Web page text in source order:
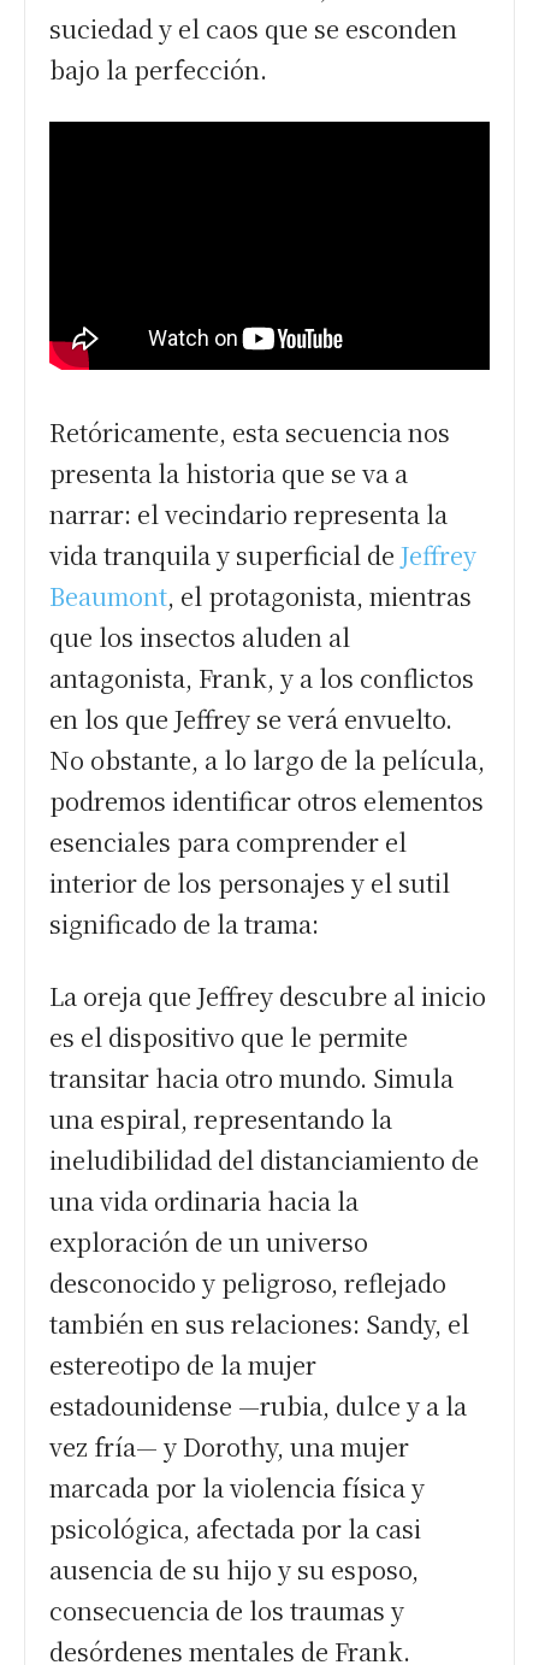
suciedad y el caos que se esconden
bajo la perfección.
Retóricamente, esta secuencia nos
presenta la historia que se va a
narrar: el vecindario representa la
vida tranquila y superficial de Jeffrey
Beaumont, el protagonista, mientras
que los insectos aluden al
antagonista, Frank, y a los conflictos
en los que Jeffrey se verá envuelto.
No obstante, a lo largo de la película,
podremos identificar otros elementos
esenciales para comprender el
interior de los personajes y el sutil
significado de la trama:
La oreja que Jeffrey descubre al inicio
es el dispositivo que le permite
transitar hacia otro mundo. Simula
una espiral, representando la
ineludibilidad del distanciamiento de
una vida ordinaria hacia la
exploración de un universo
desconocido y peligroso, reflejado
también en sus relaciones: Sandy, el
estereotipo de la mujer
estadounidense —rubia, dulce y a la
vez fría— y Dorothy, una mujer
marcada por la violencia física y
psicológica, afectada por la casi
ausencia de su hijo y su esposo,
consecuencia de los traumas y
desórdenes mentales de Frank.